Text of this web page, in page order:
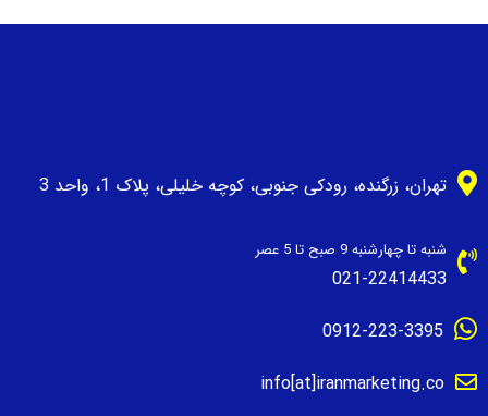
تهران، زرگنده، رودکی جنوبی، کوچه خلیلی، پلاک 1، واحد 3
شنبه تا چهارشنبه 9 صبح تا 5 عصر
021-22414433
0912-223-3395
info[at]iranmarketing.co